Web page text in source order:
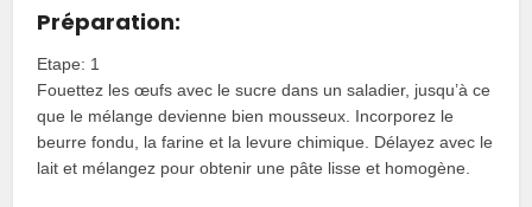
Préparation:
Etape: 1
Fouettez les œufs avec le sucre dans un saladier, jusqu’à ce
que le mélange devienne bien mousseux. Incorporez le
beurre fondu, la farine et la levure chimique. Délayez avec le
lait et mélangez pour obtenir une pâte lisse et homogène.